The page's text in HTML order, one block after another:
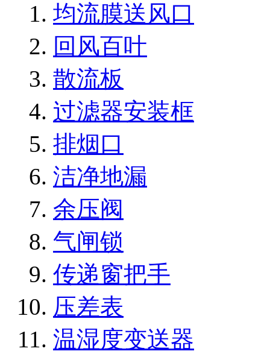
均流膜送风口
回风百叶
散流板
过滤器安装框
排烟口
洁净地漏
余压阀
气闸锁
传递窗把手
压差表
温湿度变送器